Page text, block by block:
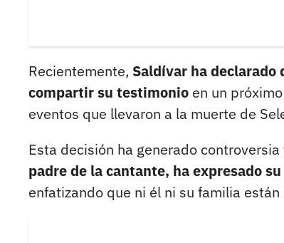
Recientemente, Saldívar ha declarado
compartir su testimonio en un
eventos que llevaron a la muerte de
Esta decisión ha generado
padre de la cantante, ha expresado
enfatizando que ni él ni su familia